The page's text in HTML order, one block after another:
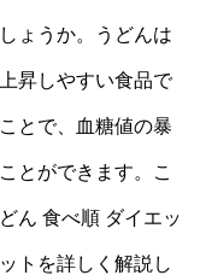
ょうか。うどんは
昇しやすい食品で
とで、血糖値の暴
とができます。こ
ん 食べ順 ダイエッ
トを詳しく解説し